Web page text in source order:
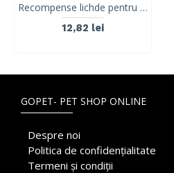
Recompense lichde pentru pisici Kit Cat Purr Puree Plus+ Skin & Coat , pui si ulei de peste, 4x15g
12,82 lei
GOPET- PET SHOP ONLINE
Despre noi
Politica de confidențialitate
Termeni și condiții